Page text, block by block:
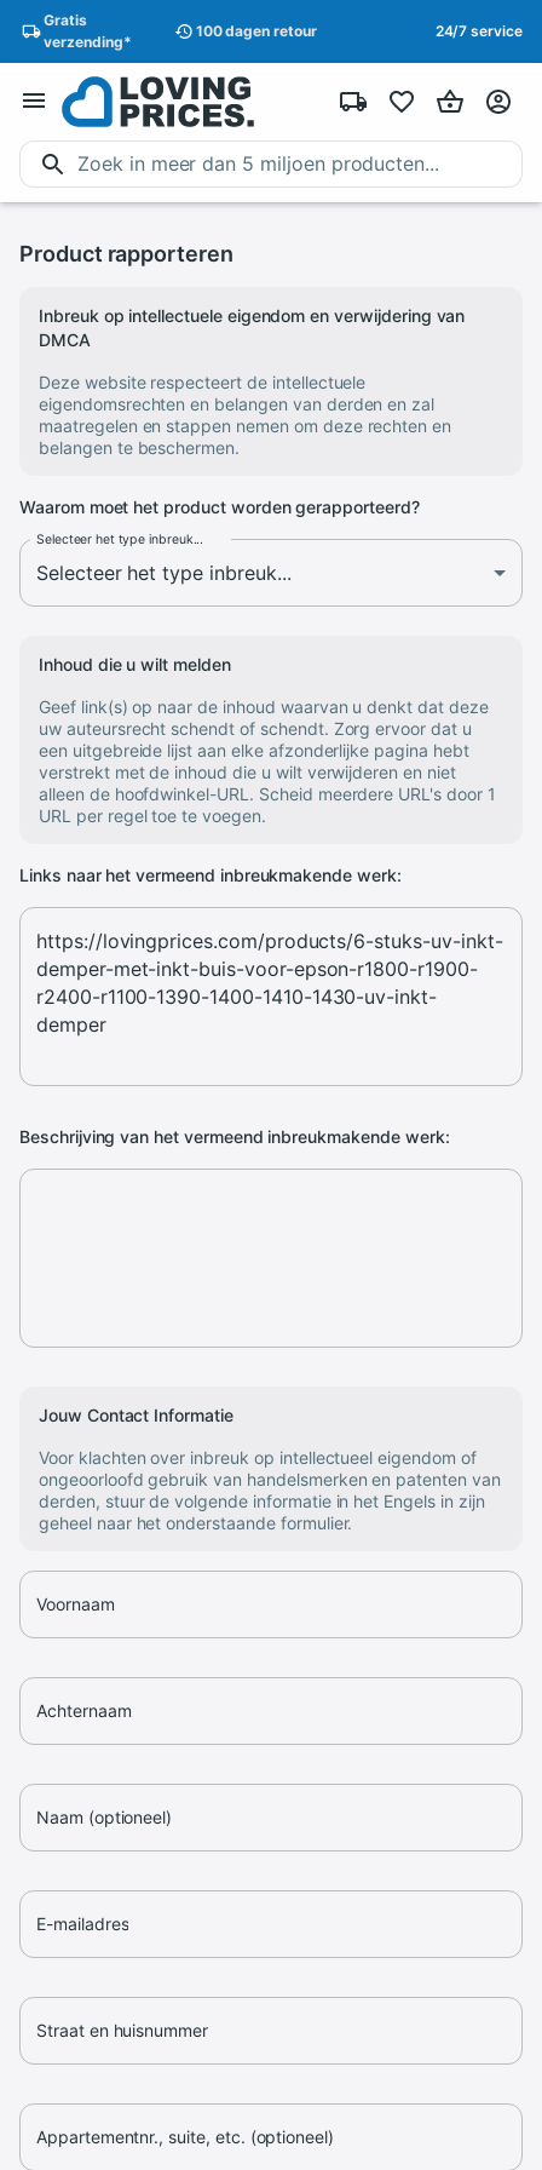
Gratis
verzending*
100 dagen retour 24/7 service
Product rapporteren
Inbreuk op intellectuele eigendom en verwijdering van
DMCA
Deze website respecteert de intellectuele
eigendomsrechten en belangen van derden en zal
maatregelen en stappen nemen om deze rechten en
belangen te beschermen.
Waarom moet het product worden gerapporteerd?
Selecteer het type inbreuk...
Inhoud die u wilt melden
Geef link(s) op naar de inhoud waarvan u denkt dat deze
uw auteursrecht schendt of schendt. Zorg ervoor dat u
een uitgebreide lijst aan elke afzonderlijke pagina hebt
verstrekt met de inhoud die u wilt verwijderen en niet
alleen de hoofdwinkel-URL. Scheid meerdere URL's door 1
URL per regel toe te voegen.
Links naar het vermeend inbreukmakende werk:
Beschrijving van het vermeend inbreukmakende werk:
Jouw Contact Informatie
Voor klachten over inbreuk op intellectueel eigendom of
ongeoorloofd gebruik van handelsmerken en patenten van
derden, stuur de volgende informatie in het Engels in zijn
geheel naar het onderstaande formulier.
Voornaam
Achternaam
Naam (optioneel)
E-mailadres
Straat en huisnummer
Appartementnr., suite, etc. (optioneel)